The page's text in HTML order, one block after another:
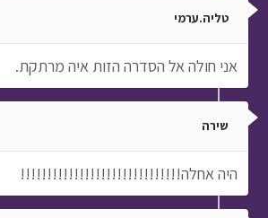
טליה.ערמי
אני חולה אל הסדרה הזות איה מרתקת.
שירה
היה אחלה!!!!!!!!!!!!!!!!!!!!!!!!!!!!!!